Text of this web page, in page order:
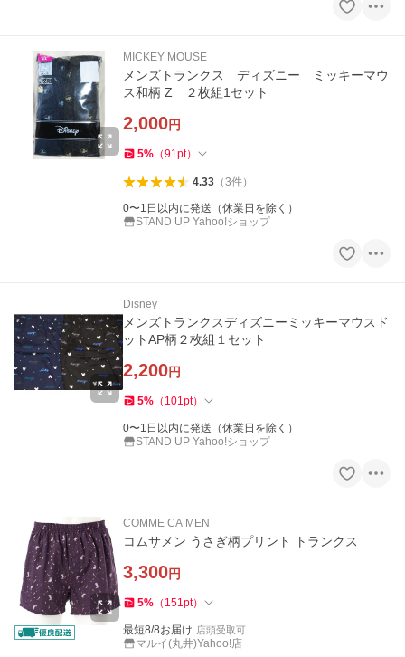
MICKEY MOUSE
メンズトランクス ディズニー ミッキーマウ
ス和柄 Z ２枚組1セット
2,000円
5% （91pt）
4.33（3件）
0〜1日以内に発送（休業日を除く）
STAND UP Yahoo!ショップ
Disney
メンズトランクスディズニーミッキーマウスド
ットAP柄２枚組１セット
2,200円
5% （ 101pt）
0〜1日以内に発送（休業日を除く）
STAND UP Yahoo!ショップ
COMME CA MEN
コムサメン うさぎ柄プリント トランクス
3,300円
5% （ 151pt）
最短8/8お届け 店頭受取可
マルイ(丸井)Yahoo!店